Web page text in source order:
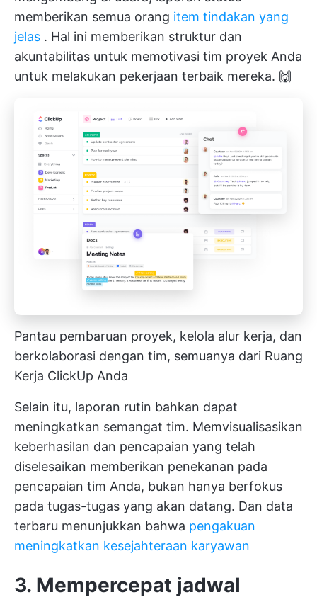
memberikan semua orang item tindakan yang
jelas . Hal ini memberikan struktur dan
akuntabilitas untuk memotivasi tim proyek Anda
untuk melakukan pekerjaan terbaik mereka. 🙌
Pantau pembaruan proyek, kelola alur kerja, dan
berkolaborasi dengan tim, semuanya dari Ruang
Kerja ClickUp Anda
Selain itu, laporan rutin bahkan dapat
meningkatkan semangat tim. Memvisualisasikan
keberhasilan dan pencapaian yang telah
diselesaikan memberikan penekanan pada
pencapaian tim Anda, bukan hanya berfokus
pada tugas-tugas yang akan datang. Dan data
terbaru menunjukkan bahwa pengakuan
meningkatkan kesejahteraan karyawan
3. Mempercepat jadwal